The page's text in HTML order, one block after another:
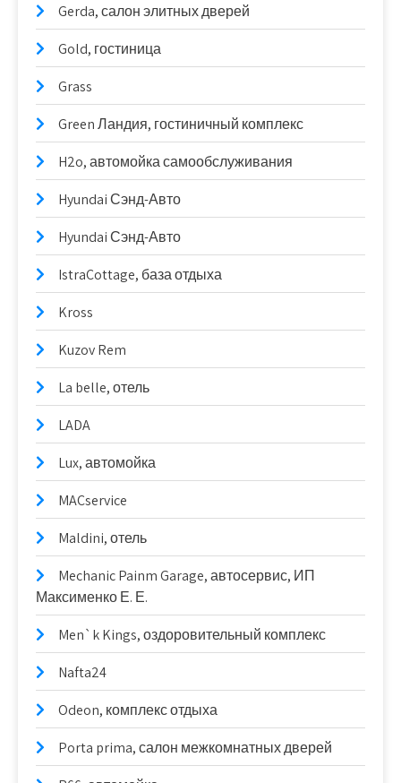
Gerda, салон элитных дверей
Gold, гостиница
Grass
Green Ландия, гостиничный комплекс
H2o, автомойка самообслуживания
Hyundai Сэнд-Авто
Hyundai Сэнд-Авто
IstraCottage, база отдыха
Kross
Kuzov Rem
La belle, отель
LADA
Lux, автомойка
MACservice
Maldini, отель
Mechanic Painm Garage, автосервис, ИП
Максименко Е. Е.
Men`k Kings, оздоровительный комплекс
Nafta24
Odeon, комплекс отдыха
Porta prima, салон межкомнатных дверей